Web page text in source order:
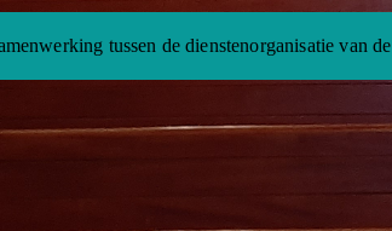
tussen de dienstenorganisatie van